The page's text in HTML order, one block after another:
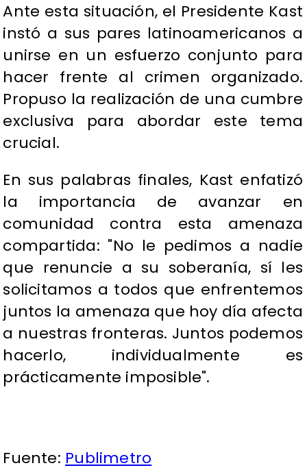
Ante esta situación, el Presidente Kast
instó a sus pares latinoamericanos a
unirse en un esfuerzo conjunto para
hacer frente al crimen organizado.
Propuso la realización de una cumbre
exclusiva para abordar este tema
crucial.
En sus palabras finales, Kast enfatizó
la importancia de avanzar en
comunidad contra esta amenaza
compartida: "No le pedimos a nadie
que renuncie a su soberanía, sí les
solicitamos a todos que enfrentemos
juntos la amenaza que hoy día afecta
a nuestras fronteras. Juntos podemos
hacerlo, individualmente es
prácticamente imposible".
Fuente: Publimetro